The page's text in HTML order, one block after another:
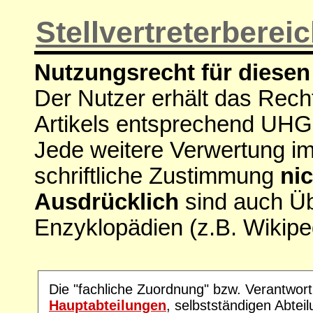
Nutzungsrecht für
Der Nutzer erhält das
Artikels entsprechend
Jede weitere Verwertung
schriftliche Zustimmung
Ausdrücklich sind auch
Enzyklopädien (z.B.
Die "fachliche Zuordnung" bzw.
Hauptabteilungen, selbstständigen